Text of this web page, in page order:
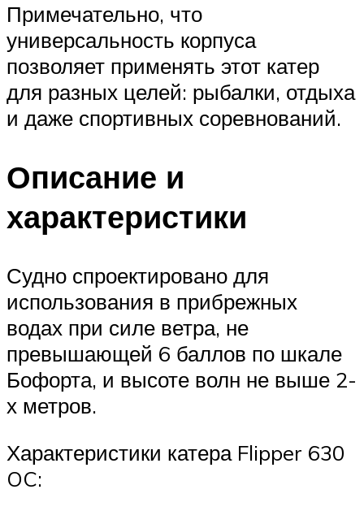
Примечательно, что
универсальность корпуса
позволяет применять этот катер
для разных целей: рыбалки, отдыха
и даже спортивных соревнований.
Описание и
характеристики
Судно спроектировано для
использования в прибрежных
водах при силе ветра, не
превышающей 6 баллов по шкале
Бофорта, и высоте волн не выше 2-
х метров.
Характеристики катера Flipper 630
OC: